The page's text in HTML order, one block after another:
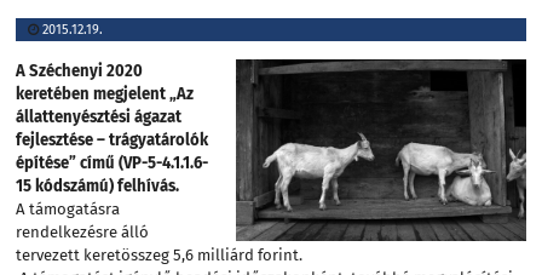
2015.12.19.
A Széchenyi 2020
keretében megjelent „Az
állattenyésztési ágazat
fejlesztése – trágyatárolók
építése” című (VP-5-4.1.1.6-
15 kódszámú) felhívás.
A támogatásra
rendelkezésre álló
tervezett keretösszeg 5,6 milliárd forint.